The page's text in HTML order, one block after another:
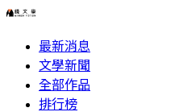
最新消息
文學新聞
全部作品
排行榜